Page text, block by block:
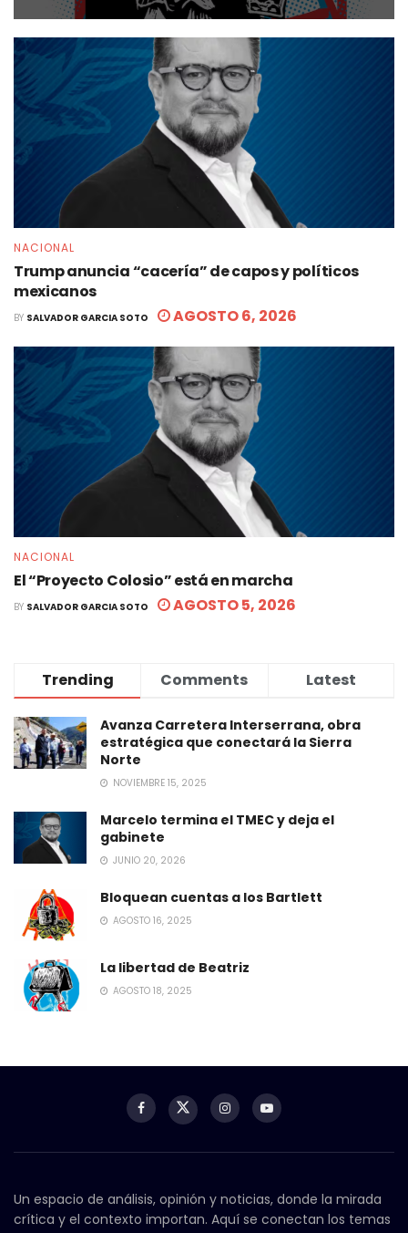
NACIONAL
Trump anuncia “cacería” de capos y políticos
mexicanos
BY SALVADOR GARCIA SOTO AGOSTO 6, 2026
NACIONAL
El “Proyecto Colosio” está en marcha
BY SALVADOR GARCIA SOTO AGOSTO 5, 2026
Trending Comments Latest
Avanza Carretera Interserrana, obra
estratégica que conectará la Sierra
Norte
NOVIEMBRE 15, 2025
Marcelo termina el TMEC y deja el
gabinete
JUNIO 20, 2026
Bloquean cuentas a los Bartlett
AGOSTO 16, 2025
La libertad de Beatriz
AGOSTO 18, 2025
Un espacio de análisis, opinión y noticias, donde la mirada
crítica y el contexto importan. Aquí se conectan los temas